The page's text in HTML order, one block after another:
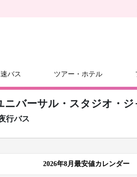
バス ツアー・ホテル
ニバーサル・スタジオ・ジ
行バス
2026年8月最安値カレンダー